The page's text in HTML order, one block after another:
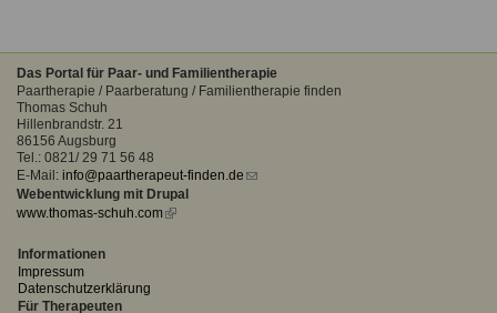
vergessen?
Anmelden
Das Portal für Paar- und Familientherapie
Paartherapie / Paarberatung / Familientherapie finden
Thomas Schuh
Hillenbrandstr. 21
86156 Augsburg
Tel.: 0821/ 29 71 56 48
E-Mail: info@paartherapeut-finden.de (link
Webentwicklung mit Drupal
www.thomas-schuh.com(link
Informationen
Impressum
Datenschutzerklärung
Für Therapeuten